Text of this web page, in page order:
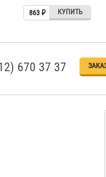
863 ₽
670 37 37